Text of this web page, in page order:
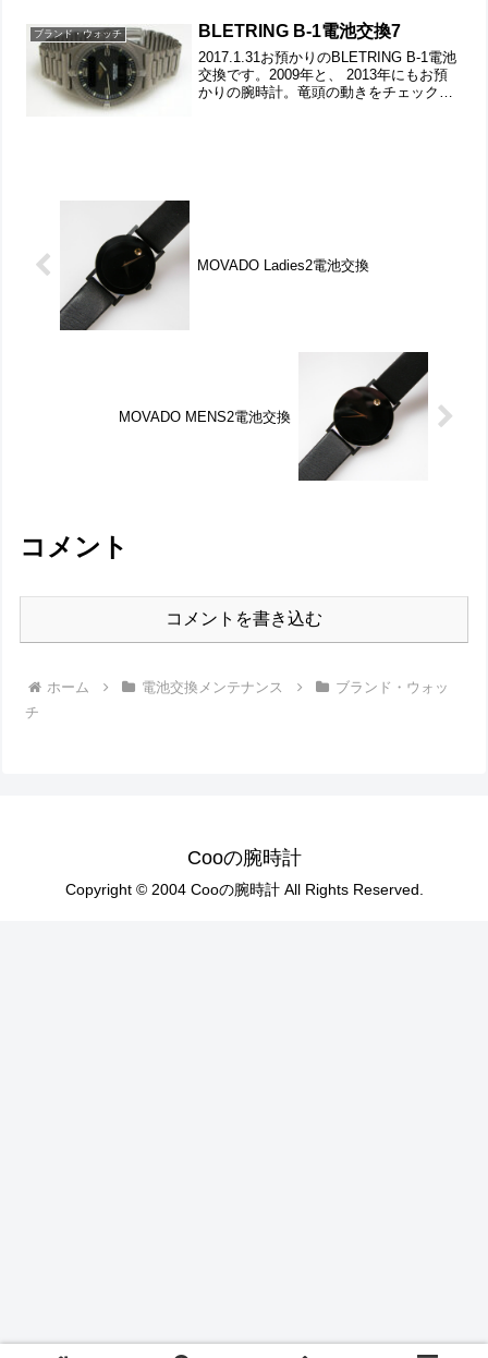
載。裏蓋はカーブした構造。裏蓋の裏側
ブランド・ウォッチ BLETRING B-1電池交換7
2017.1.31お預かりのBLETRING B-1電池
交換です。2009年と、 2013年にもお預
かりの腕時計。竜頭の動きをチェックし
MOVADO Ladies2電池交換
MOVADO MENS2電池交換
コメント
コメントを書き込む
ホーム 電池交換メンテナンス
ブランド・ウォッ
チ
Cooの腕時計
Copyright © 2004 Cooの腕時計 All Rights Reserved.